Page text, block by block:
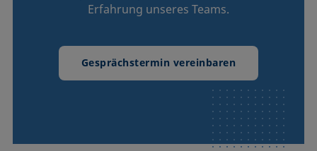
Erfahrung unseres Teams.
Gesprächstermin vereinbaren